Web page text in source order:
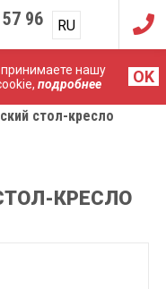
нашу
подробнее OK
96 RU
UA
стол-кресло
КРЕСЛО